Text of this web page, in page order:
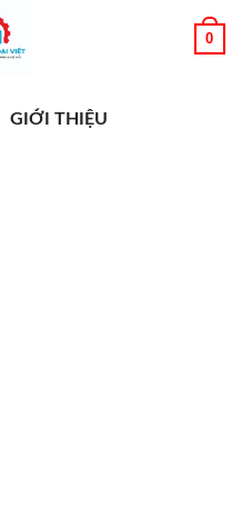
0
GIỚI THIỆU